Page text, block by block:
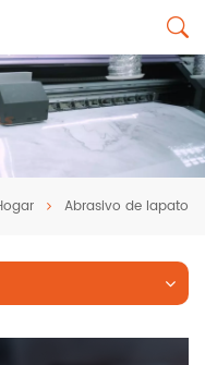
Abrasivo de lapato